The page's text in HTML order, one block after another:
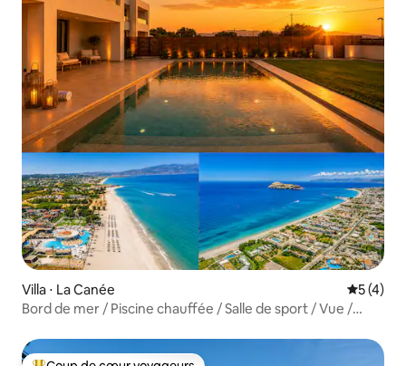
Villa ⋅ La Canée
5 (4)
Bord de mer / Piscine chauffée / Salle de sport / Vue /